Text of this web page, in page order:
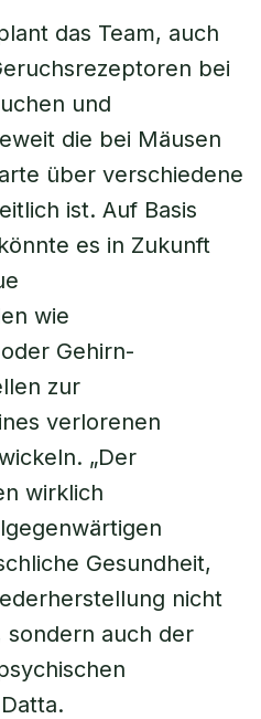
das Team, auch
bei
und
die bei Mäusen
über verschiedene
ist. Auf Basis
es in Zukunft
wie
Gehirn-
zur
verlorenen
„Der
wirklich
Gesundheit,
nicht
sondern auch der